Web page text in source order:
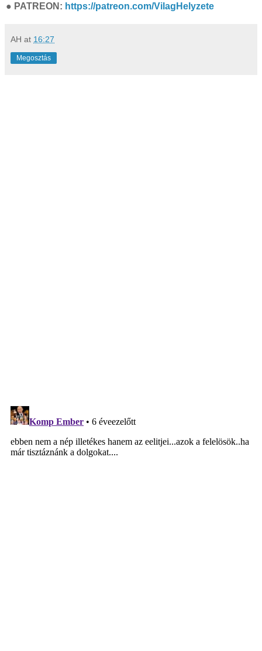
● PATREON: https://patreon.com/VilagHelyzete
AH at 16:27
Megosztás